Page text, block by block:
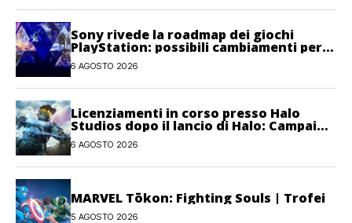
Sony rivede la roadmap dei giochi
PlayStation: possibili cambiamenti per
l’anno fiscale 2026
6 AGOSTO 2026
Licenziamenti in corso presso Halo
Studios dopo il lancio di Halo: Campaign
Evolved
6 AGOSTO 2026
MARVEL Tōkon: Fighting Souls | Trofei
5 AGOSTO 2026